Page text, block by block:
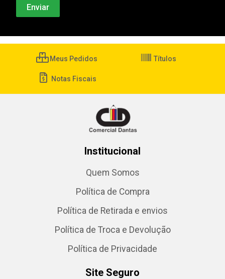
Meus Pedidos Títulos
Notas Fiscais
Institucional
Quem Somos
Política de Compra
Política de Retirada e envios
Política de Troca e Devolução
Política de Privacidade
Site Seguro